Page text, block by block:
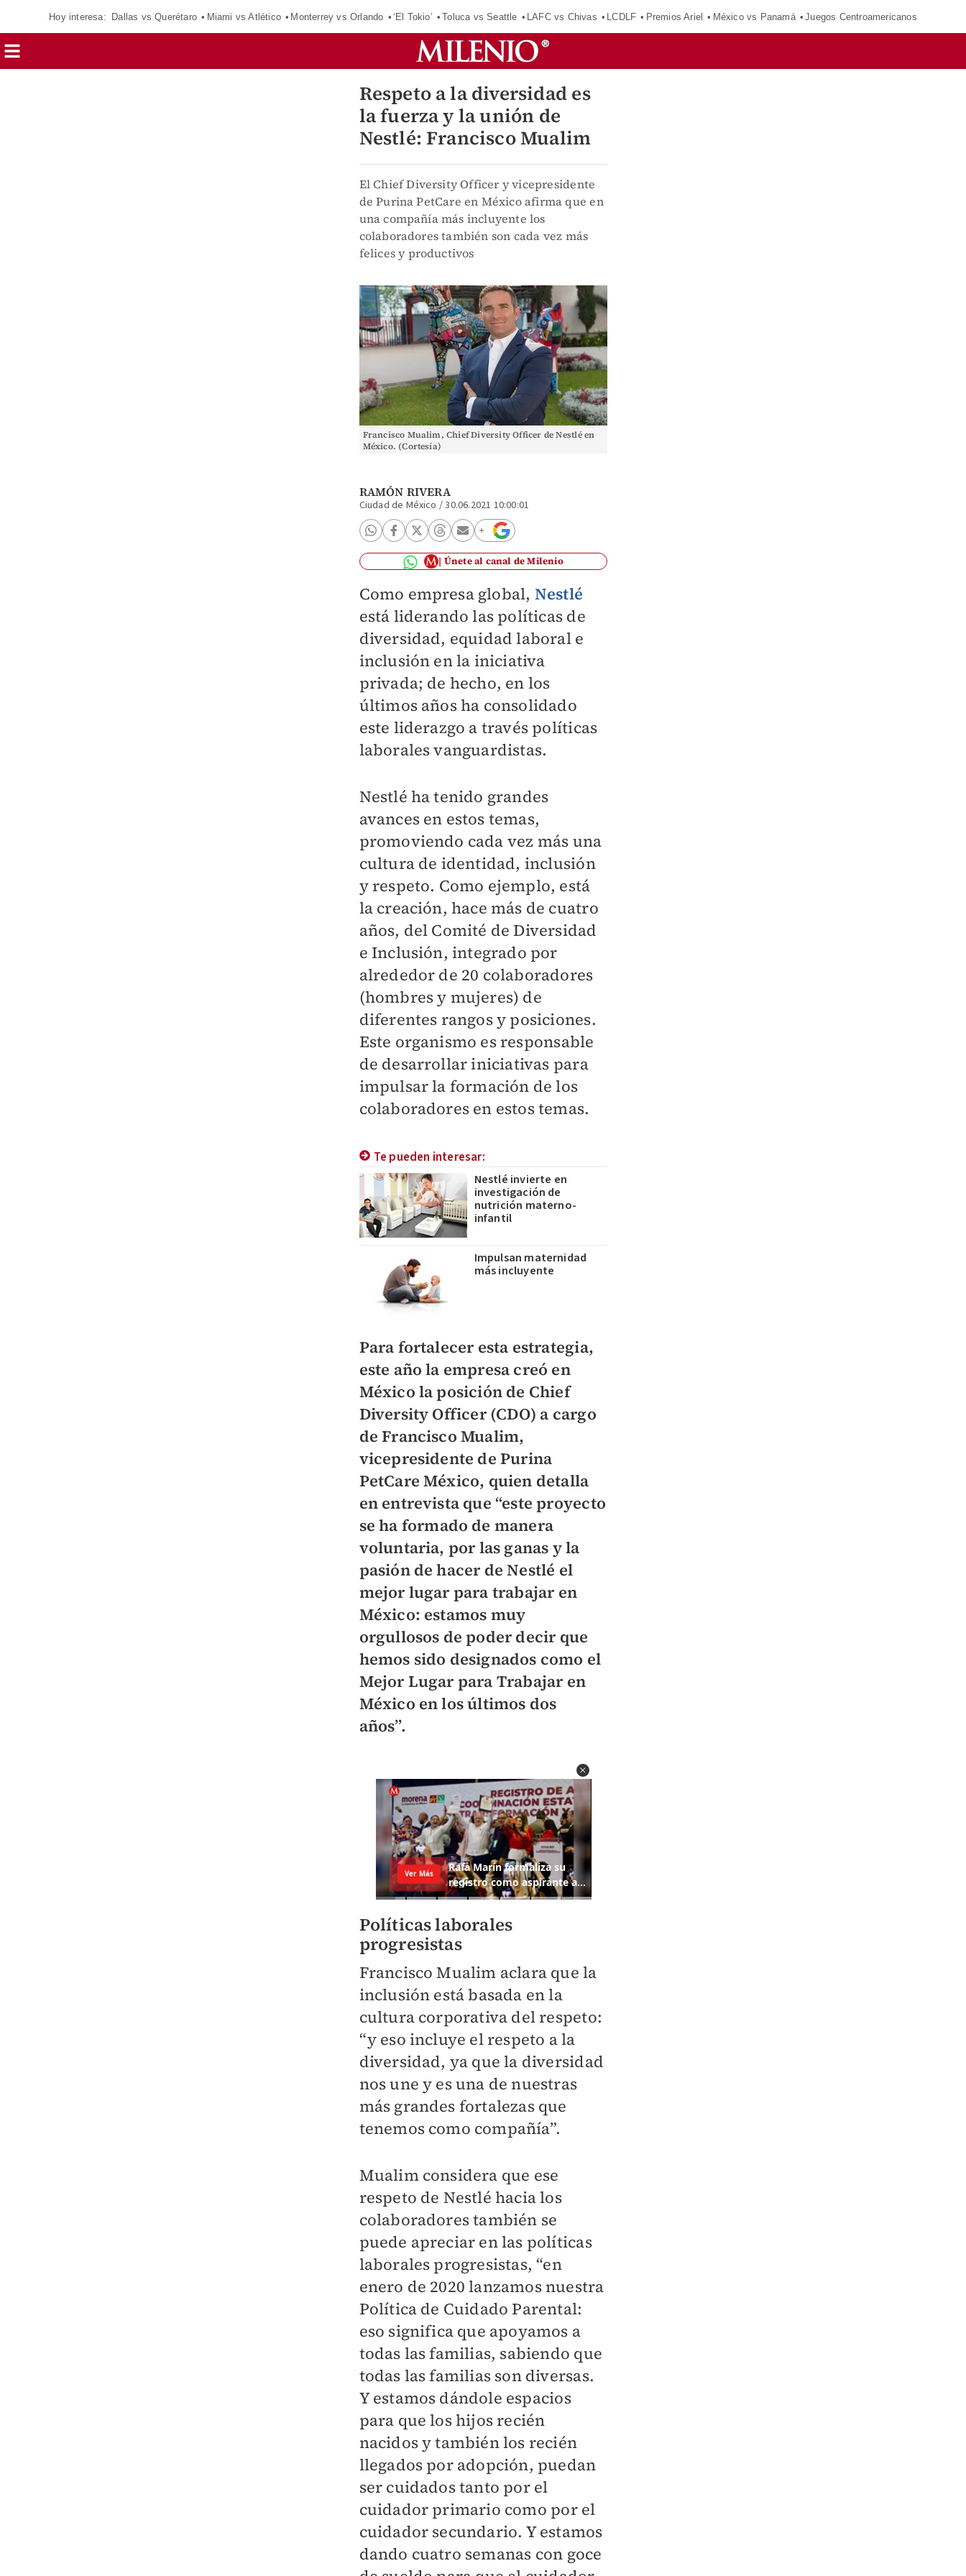
Hoy interesa: Dallas vs Querétaro Miami vs Atlético Monterrey vs Orlando ‘El Tokio’ Toluca vs Seattle LAFC vs Chivas LCDLF Premios Ariel México vs Panamá Juegos Centroamericanos
Respeto a la diversidad es
la fuerza y la unión de
Nestlé: Francisco Mualim
El Chief Diversity Officer y vicepresidente
de Purina PetCare en México afirma que en
una compañía más incluyente los
colaboradores también son cada vez más
felices y productivos
Francisco Mualim, Chief Diversity Officer de Nestlé en
México. (Cortesía)
RAMÓN RIVERA
Ciudad de México /30.06.2021 10:00:01
Únete al canal de Milenio
Como empresa global, Nestlé
está liderando las políticas de
diversidad, equidad laboral e
inclusión en la iniciativa
privada; de hecho, en los
últimos años ha consolidado
este liderazgo a través políticas
laborales vanguardistas.
Nestlé ha tenido grandes
avances en estos temas,
promoviendo cada vez más una
cultura de identidad, inclusión
y respeto. Como ejemplo, está
la creación, hace más de cuatro
años, del Comité de Diversidad
e Inclusión, integrado por
alrededor de 20 colaboradores
(hombres y mujeres) de
diferentes rangos y posiciones.
Este organismo es responsable
de desarrollar iniciativas para
impulsar la formación de los
colaboradores en estos temas.
Te pueden interesar:
Nestlé invierte en
investigación de
nutrición materno-
infantil
Impulsan maternidad
más incluyente
Para fortalecer esta estrategia,
este año la empresa creó en
México la posición de Chief
Diversity Officer (CDO) a cargo
de Francisco Mualim,
vicepresidente de Purina
PetCare México, quien detalla
en entrevista que “este proyecto
se ha formado de manera
voluntaria, por las ganas y la
pasión de hacer de Nestlé el
mejor lugar para trabajar en
México: estamos muy
orgullosos de poder decir que
hemos sido designados como el
Mejor Lugar para Trabajar en
México en los últimos dos
años”.
Políticas laborales
progresistas
Francisco Mualim aclara que la
inclusión está basada en la
cultura corporativa del respeto:
“y eso incluye el respeto a la
diversidad, ya que la diversidad
nos une y es una de nuestras
más grandes fortalezas que
tenemos como compañía”.
Mualim considera que ese
respeto de Nestlé hacia los
colaboradores también se
puede apreciar en las políticas
laborales progresistas, “en
enero de 2020 lanzamos nuestra
Política de Cuidado Parental:
eso significa que apoyamos a
todas las familias, sabiendo que
todas las familias son diversas.
Y estamos dándole espacios
para que los hijos recién
nacidos y también los recién
llegados por adopción, puedan
ser cuidados tanto por el
cuidador primario como por el
cuidador secundario. Y estamos
dando cuatro semanas con goce